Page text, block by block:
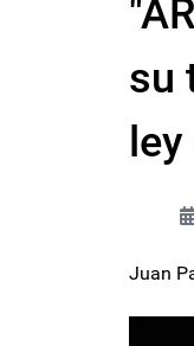
su
Juan